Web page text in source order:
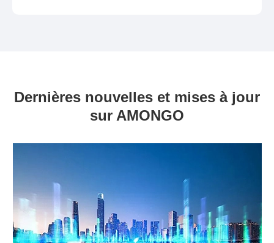
Dernières nouvelles et mises à jour
sur AMONGO